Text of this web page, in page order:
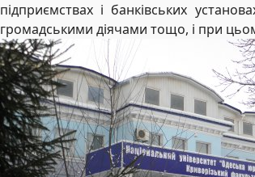
підприємствах і банківських
громадськими діячами тощо, і при